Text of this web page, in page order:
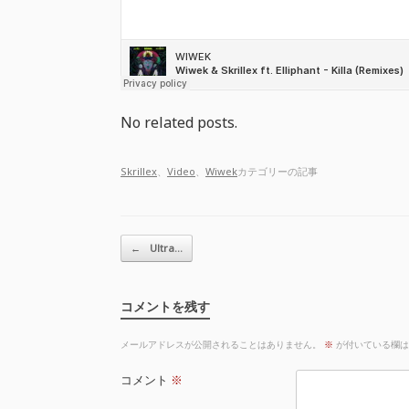
No related posts.
Skrillex Video Wiwekカテゴリーの記事
投稿ナビゲーション
← Ultra…
コメントを残す
メールアドレスが公開されることはありません。 ※ が付いている欄
コメント ※